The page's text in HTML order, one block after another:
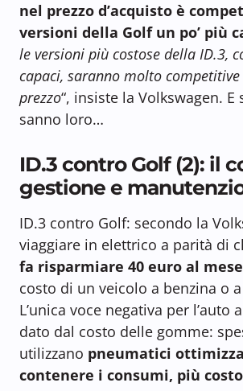
nel prezzo d’acquisto è
versioni della Golf un po’ più
le versioni più costose della ID.3,
capaci, saranno molto
prezzo“, insiste la Volkswagen. E
sanno loro…
ID.3 contro Golf (2): il
gestione e
ID.3 contro Golf: secondo la
viaggiare in elettrico a parità di
fa risparmiare 40 euro al mese
costo di un veicolo a benzina o
L’unica voce negativa per l’auto
dato dal costo delle gomme:
utilizzano pneumatici
contenere i consumi, più